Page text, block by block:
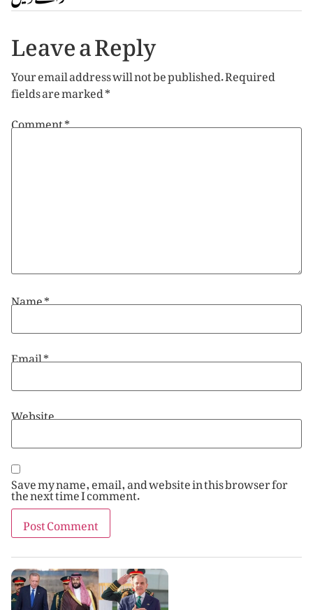
Leave a Reply
Your email address will not be published.Required
fields are marked*
Comment*
Name*
Email*
Website
Save my name, email, and website in this browser for
the next time I comment.